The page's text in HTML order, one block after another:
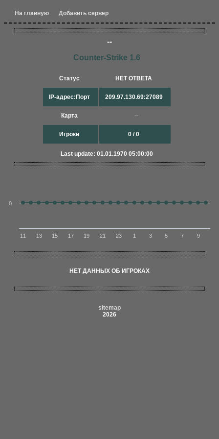
На главную Добавить сервер
--
Counter-Strike 1.6
Статус
IP-адрес:Порт
Карта
Игроки
НЕТ ОТВЕТА
209.97.130.69:27089
--
0 / 0
Last update: 01.01.1970 05:00:00
11 13 15 17 19 21 23 1 3 5 7 9
0
НЕТ ДАННЫХ ОБ ИГРОКАХ
sitemap
2026